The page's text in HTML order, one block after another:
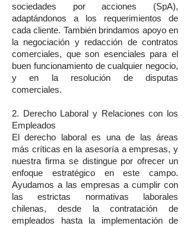
sociedades por acciones (SpA),
adaptándonos a los requerimientos de
cada cliente. También brindamos apoyo en
la negociación y redacción de contratos
comerciales, que son esenciales para el
buen funcionamiento de cualquier negocio,
y en la resolución de disputas
comerciales.
2. Derecho Laboral y Relaciones con los
Empleados
El derecho laboral es una de las áreas
más críticas en la asesoría a empresas, y
nuestra firma se distingue por ofrecer un
enfoque estratégico en este campo.
Ayudamos a las empresas a cumplir con
las estrictas normativas laborales
chilenas, desde la contratación de
empleados hasta la implementación de